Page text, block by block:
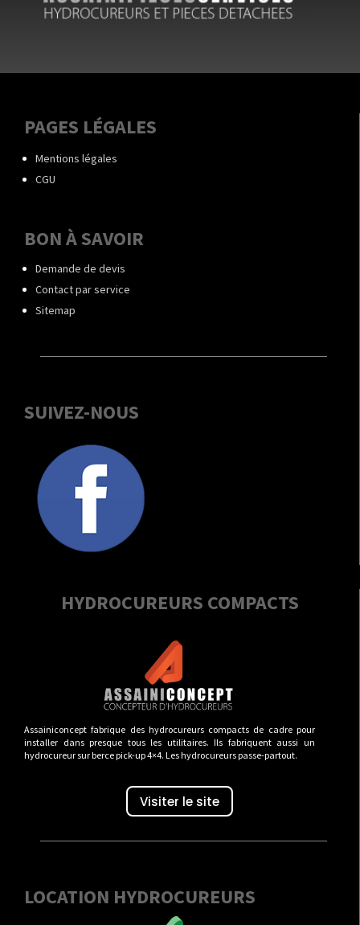
PAGES LÉGALES
Mentions légales
CGU
BON À SAVOIR
Demande de devis
Contact par service
Sitemap
SUIVEZ-NOUS
HYDROCUREURS COMPACTS
Assainiconcept fabrique des hydrocureurs compacts de cadre pour
installer dans presque tous les utilitaires. Ils fabriquent aussi un
hydrocureur sur berce pick-up 4×4. Les hydrocureurs passe-partout.
Visiter le site
LOCATION HYDROCUREURS